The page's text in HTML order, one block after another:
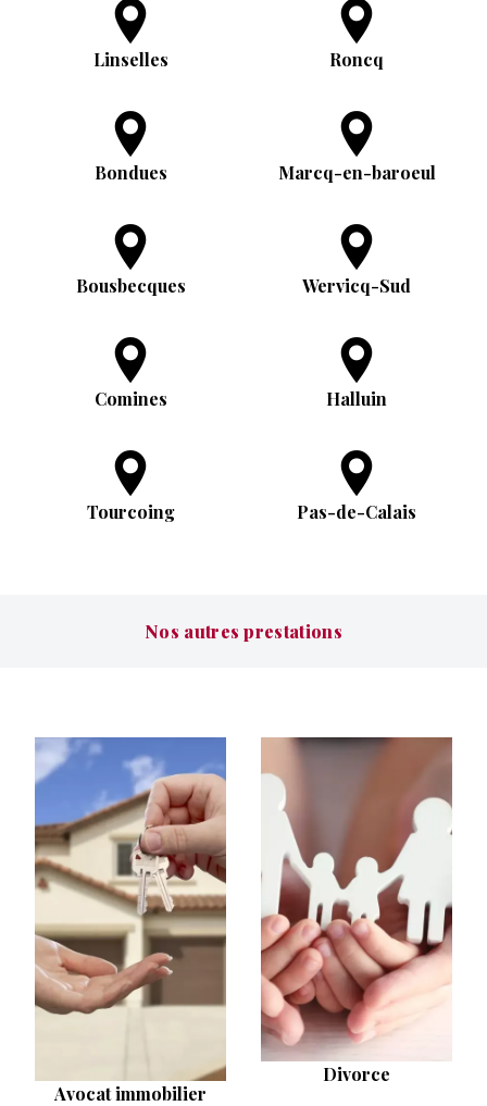
Linselles Roncq
Bondues Marcq-en-baroeul
Bousbecques Wervicq-Sud
Comines Halluin
Tourcoing Pas-de-Calais
Nos autres prestations
Avocat immobilier
Divorce